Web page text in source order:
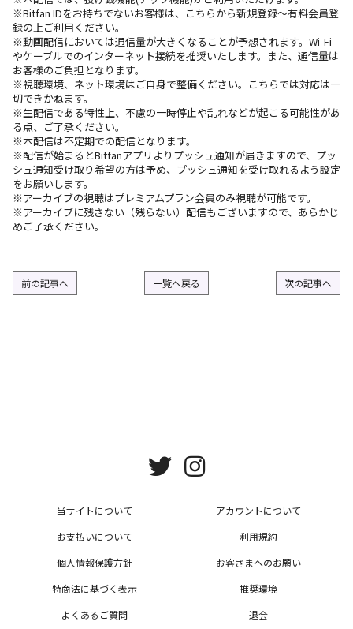
※Bitfan IDをお持ちでないお客様は、 こちらから新規登録〜有料会員登
録の上ご利用ください。
※動画配信においては通信量が大きくなることが予想されます。Wi-Fi
やケーブルでのインターネット接続を推奨いたします。また、通信量は
お客様のご負担となります。
※視聴環境、ネット環境はご自身で整備ください。こちらでは対応は一
切できかねます。
※生配信である特性上、不慮の一時停止や乱れなどが起こる可能性があ
る点、ご了承ください。
※本配信は不定期での配信となります。
※配信が始まるとBitfanアプリよりプッシュ通知が届きますので、プッ
シュ通知受け取り希望の方は予め、プッシュ通知を受け取れるよう設定
をお願いします。
※アーカイブの視聴はプレミアムプラン会員のみ視聴が可能です。
※アーカイブに残さない（残らない）配信もございますので、あらかじ
めご了承ください。
次の記事へ
一覧へ戻る
前の記事へ
当サイトについて
アカウントについて
お支払いについて
利用規約
個人情報保護方針
お客さまへのお願い
特商法に基づく表示
推奨環境
よくあるご質問
退会